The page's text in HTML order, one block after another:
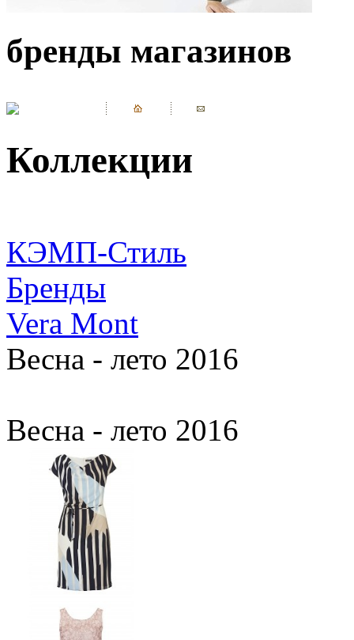
бренды магазинов
Коллекции
КЭМП-Стиль
Бренды
Vera Mont
Весна - лето 2016
Весна - лето 2016